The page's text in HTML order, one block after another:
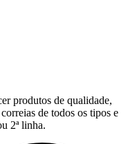
produtos de qualidade,
de todos os tipos e
2ª linha.